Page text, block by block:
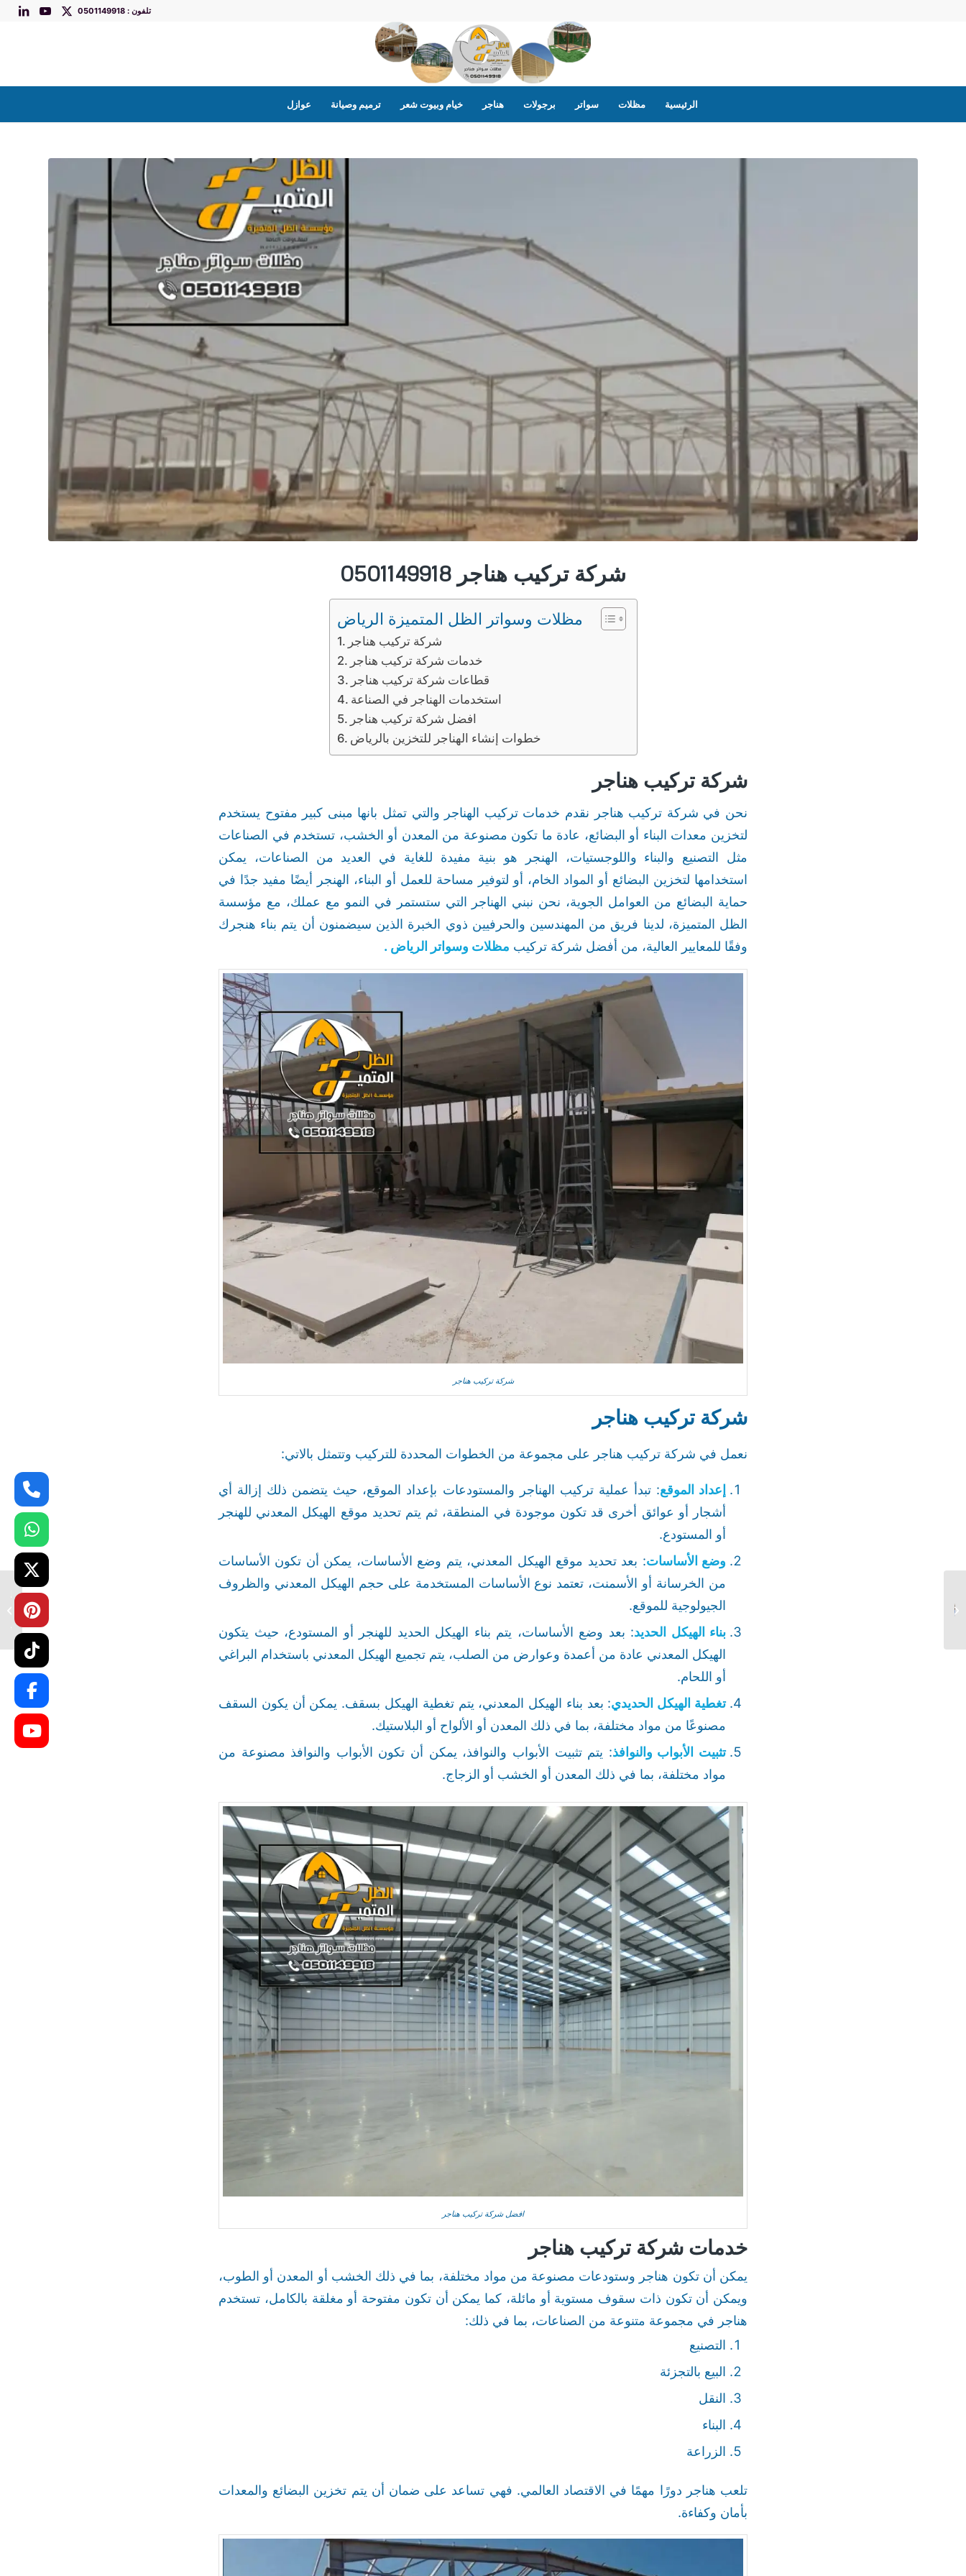
تلفون : 0501149918
الرئيسية مظلات سواتر برجولات هناجر خيام وبيوت شعر ترميم وصيانة عوازل
شركة تركيب هناجر 0501149918
مظلات وسواتر الظل المتميزة الرياض
شركة تركيب هناجر
خدمات شركة تركيب هناجر
قطاعات شركة تركيب هناجر
استخدمات الهناجر في الصناعة
افضل شركة تركيب هناجر
خطوات إنشاء الهناجر للتخزين بالرياض
شركة تركيب هناجر
نحن في شركة تركيب هناجر نقدم خدمات تركيب الهناجر والتي تمثل بانها مبنى كبير مفتوح يستخدم
لتخزين معدات البناء أو البضائع، عادة ما تكون مصنوعة من المعدن أو الخشب، تستخدم في الصناعات
مثل التصنيع والبناء واللوجستيات، الهنجر هو بنية مفيدة للغاية في العديد من الصناعات، يمكن
استخدامها لتخزين البضائع أو المواد الخام، أو لتوفير مساحة للعمل أو البناء، الهنجر أيضًا مفيد جدًا في
حماية البضائع من العوامل الجوية، نحن نبني الهناجر التي ستستمر في النمو مع عملك، مع مؤسسة
الظل المتميزة، لدينا فريق من المهندسين والحرفيين ذوي الخبرة الذين سيضمنون أن يتم بناء هنجرك
وفقًا للمعايير العالية، من أفضل شركة تركيب مظلات وسواتر الرياض .
شركة تركيب هناجر
شركة تركيب هناجر
نعمل في شركة تركيب هناجر على مجموعة من الخطوات المحددة للتركيب وتتمثل بالاتي:
إعداد الموقع: تبدأ عملية تركيب الهناجر والمستودعات بإعداد الموقع، حيث يتضمن ذلك إزالة أي
أشجار أو عوائق أخرى قد تكون موجودة في المنطقة، ثم يتم تحديد موقع الهيكل المعدني للهنجر
أو المستودع.
وضع الأساسات: بعد تحديد موقع الهيكل المعدني، يتم وضع الأساسات، يمكن أن تكون الأساسات
من الخرسانة أو الأسمنت، تعتمد نوع الأساسات المستخدمة على حجم الهيكل المعدني والظروف
الجيولوجية للموقع.
بناء الهيكل الحديد: بعد وضع الأساسات، يتم بناء الهيكل الحديد للهنجر أو المستودع، حيث يتكون
الهيكل المعدني عادة من أعمدة وعوارض من الصلب، يتم تجميع الهيكل المعدني باستخدام البراغي
أو اللحام.
تغطية الهيكل الحديدي: بعد بناء الهيكل المعدني، يتم تغطية الهيكل بسقف. يمكن أن يكون السقف
مصنوعًا من مواد مختلفة، بما في ذلك المعدن أو الألواح أو البلاستيك.
تثبيت الأبواب والنوافذ: يتم تثبيت الأبواب والنوافذ، يمكن أن تكون الأبواب والنوافذ مصنوعة من
مواد مختلفة، بما في ذلك المعدن أو الخشب أو الزجاج.
افضل شركة تركيب هناجر
خدمات شركة تركيب هناجر
يمكن أن تكون هناجر وستودعات مصنوعة من مواد مختلفة، بما في ذلك الخشب أو المعدن أو الطوب،
ويمكن أن تكون ذات سقوف مستوية أو مائلة، كما يمكن أن تكون مفتوحة أو مغلقة بالكامل، تستخدم
هناجر في مجموعة متنوعة من الصناعات، بما في ذلك:
التصنيع
البيع بالتجزئة
النقل
البناء
الزراعة
تلعب هناجر دورًا مهمًا في الاقتصاد العالمي. فهي تساعد على ضمان أن يتم تخزين البضائع والمعدات
بأمان وكفاءة.